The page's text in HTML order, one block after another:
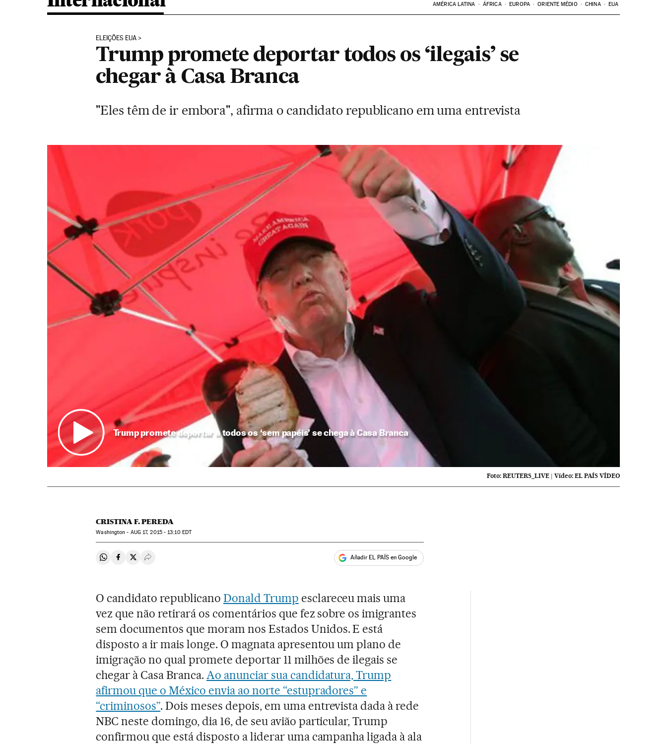
AMÉRICA LATINA ÁFRICA EUROPA ORIENTE MÉDIO CHINA EUA
ELEIÇÕES EUA
Trump promete deportar todos os ‘ilegais’ se
chegar à Casa Branca
"Eles têm de ir embora", afirma o candidato republicano em uma entrevista
Trump promete deportar a todos os ‘sem papéis’ se chega à Casa Branca
Foto: REUTERS_LIVE |Vídeo: EL PAÍS VÍDEO
CRISTINA F. PEREDA
Washington - AUG17, 2015 - 13:10EDT
Compartir en Whatsapp
Compartir en Facebook
Compartir en Twitter
Desplegar Redes Sociales Añadir EL PAÍS en Google
O candidato republicano Donald Trump esclareceu mais uma
vez que não retirará os comentários que fez sobre os imigrantes
sem documentos que moram nos Estados Unidos. E está
disposto a ir mais longe. O magnata apresentou um plano de
imigração no qual promete deportar 11 milhões de ilegais se
chegar à Casa Branca. Ao anunciar sua candidatura, Trump
afirmou que o México envia ao norte “estupradores” e
“criminosos”. Dois meses depois, em uma entrevista dada à rede
NBC neste domingo, dia 16, de seu avião particular, Trump
confirmou que está disposto a liderar uma campanha ligada à ala